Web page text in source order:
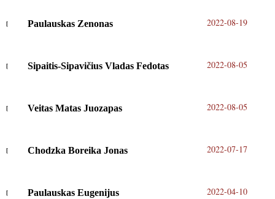
Paulauskas Zenonas 2022-08-19
Sipaitis-Sipavičius Vladas Fedotas 2022-08-05
Veitas Matas Juozapas 2022-08-05
Chodzka Boreika Jonas 2022-07-17
Paulauskas Eugenijus 2022-04-10